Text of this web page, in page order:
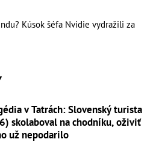
Kúsok šéfa Nvidie vydražili za
v Tatrách: Slovenský turista
skolaboval na chodníku, oživiť
už nepodarilo